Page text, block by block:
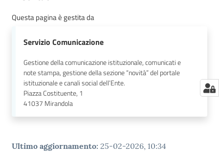
Questa pagina è gestita da
Servizio Comunicazione
Gestione della comunicazione istituzionale, comunicati e
note stampa, gestione della sezione “novità” del portale
istituzionale e canali social dell’Ente.
Piazza Costituente, 1
41037 Mirandola
Ultimo aggiornamento: 25-02-2026, 10:34